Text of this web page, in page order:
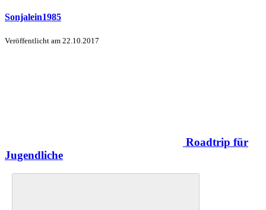
Sonjalein1985
Veröffentlicht am 22.10.2017
Roadtrip für
Jugendliche